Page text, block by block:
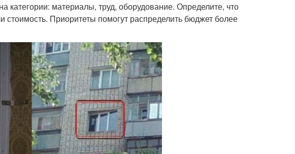
категории: материалы, труд, оборудование. Определите, что
стоимость. Приоритеты помогут распределить бюджет более